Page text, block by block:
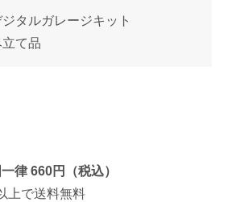
ジタルガレージキット
て品
律 660円（税込）
上で送料無料